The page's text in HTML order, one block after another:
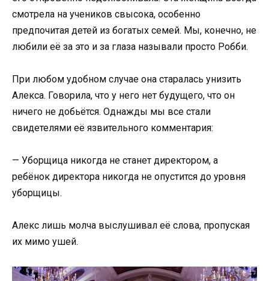
смотрела на учеников свысока, особенно
предпочитая детей из богатых семей. Мы, конечно, не
любили её за это и за глаза называли просто Робби.
При любом удобном случае она старалась унизить
Алекса. Говорила, что у него нет будущего, что он
ничего не добьётся. Однажды мы все стали
свидетелями её язвительного комментария:
— Уборщица никогда не станет директором, а
ребёнок директора никогда не опустится до уровня
уборщицы.
Алекс лишь молча выслушивал её слова, пропуская
их мимо ушей.